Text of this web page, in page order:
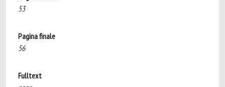
53
Pagina finale
56
Fulltext